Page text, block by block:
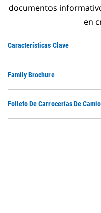
documentos
en
Características Clave
Family Brochure
Folleto De Carrocerías De